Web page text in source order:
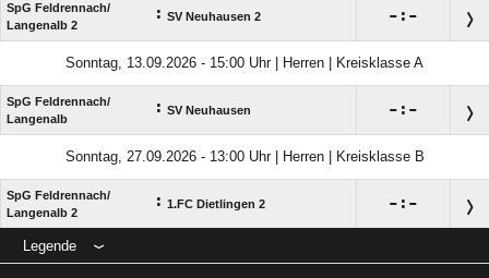
SpG Feldrennach/​
Langenalb 2
: SV Neuhausen 2  : 
Sonntag, 13.09.2026 - 15:00 Uhr | Herren | Kreisklasse A
SpG Feldrennach/​
Langenalb
: SV Neuhausen  : 
Sonntag, 27.09.2026 - 13:00 Uhr | Herren | Kreisklasse B
SpG Feldrennach/​
Langenalb 2
: 1.FC Dietlingen 2  : 
Legende